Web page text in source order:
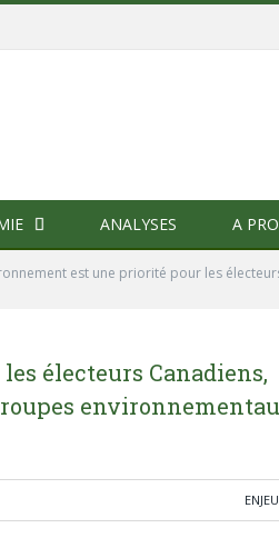
ANALYSES A
est une priorité pour les
électeurs Canadiens,